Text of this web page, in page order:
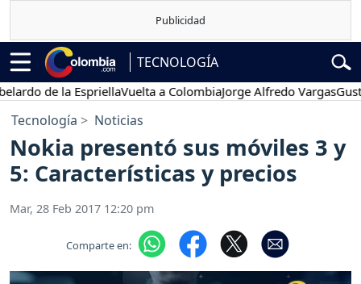
TECNOLOGÍA
de la EspriellaVuelta a ColombiaJorge Alfredo Vargas Gustavo
Tecnología Noticias
Nokia presentó sus móviles 3 y
5: Características y precios
Mar, 28 Feb 2017 12:20 pm
Comparte en: